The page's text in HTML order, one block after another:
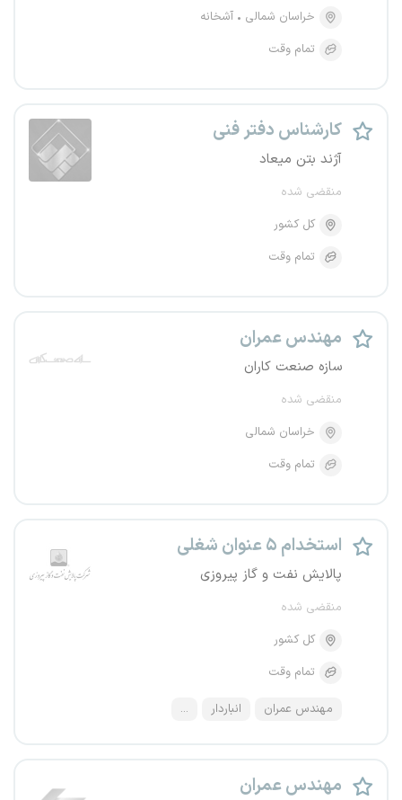
خراسان شمالی
آشخانه
تمام وقت
کارشناس دفتر فنی
آژند بتن میعاد
منقضی شده
کل کشور
تمام وقت
مهندس عمران
سازه صنعت کاران
منقضی شده
خراسان شمالی
تمام وقت
استخدام ۵ عنوان شغلی
پالایش نفت و گاز پیروزی
منقضی شده
کل کشور
تمام وقت
مهندس عمران انباردار ...
مهندس عمران